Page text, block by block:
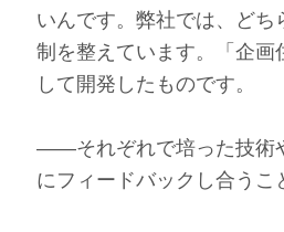
いんです。弊社では、どち
制を整えています。「企画
して開発したものです。
――それぞれで培った技術
にフィードバックし合うこ